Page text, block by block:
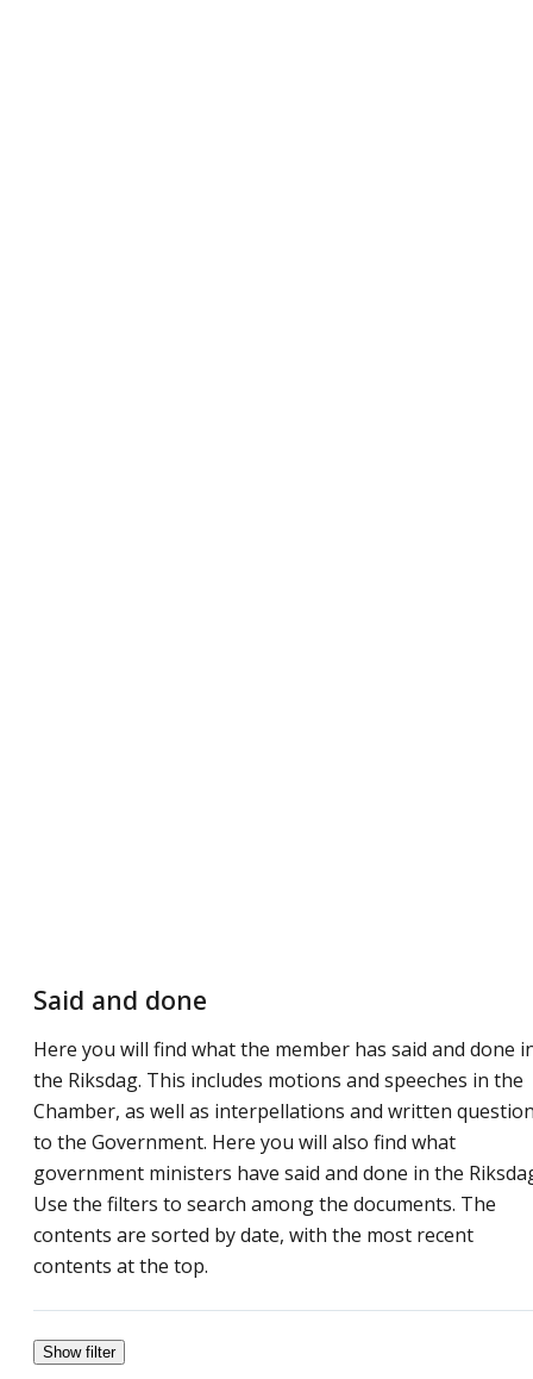
Said and done
Here you will find what the member has said and done
the Riksdag. This includes motions and speeches in the
Chamber, as well as interpellations and written
to the Government. Here you will also find what
government ministers have said and done in the
Use the filters to search among the documents. The
contents are sorted by date, with the most recent
contents at the top.
Show filter